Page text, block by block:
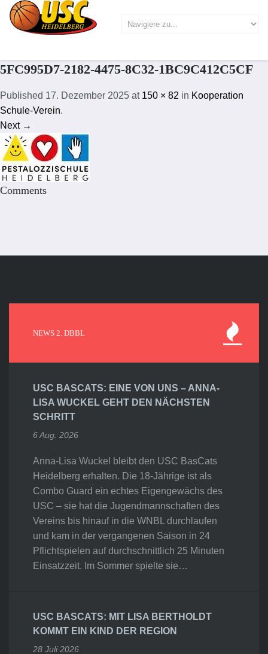
5FC995D7-2182-4475-8C32-1BC9C412C5CF
Published 17. Dezember 2025 at 150 × 82 in Kooperation
Schule-Verein.
Next →
Comments
NEWS 2. DBBL
USC BASCATS: EINE VON UNS – ANNA-
LISA WUCKEL GEHT DEN NÄCHSTEN
SCHRITT
6 Aug. 2026
Anna-Lisa Wuckel bleibt den USC BasCats
Heidelberg erhalten. Die 18-Jährige ist als
Combo Guard ein echtes Eigengewächs des
USC – sie hat die Jugendmannschaften des
Vereins bis hinauf in die WNBL durchlaufen
und kam in der vergangenen Saison in 24
Pflichtspielen auf durchschnittlich 25 Minuten
Einsatzzeit. Im Sommer spielte sie…
USC BASCATS: MIT LISA BERTHOLDT
KOMMT EIN KIND DER REGION
28 Juli 2026